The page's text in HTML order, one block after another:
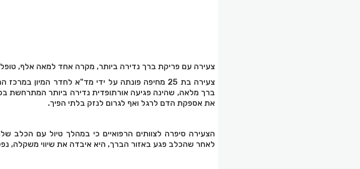
צעירה עם פריקת ברך נדירה ביותר, מקרה אחד למאה אלף,
צעירה בת 25 מחיפה פונתה על ידי מד"א לחדר המיון
ברך מלאה, שהינה פגיעה אורתופדית נדירה ביותר המתרחשת
את אספקת הדם לרגל ואף לגרום לנזק בלתי הפיך.
הצעירה סיפרה לצוותים הרפואיים כי במהלך טיול עם הכלב
לאחר שהכלב פגע באזור הברך, היא איבדה את שיווי משקלה,